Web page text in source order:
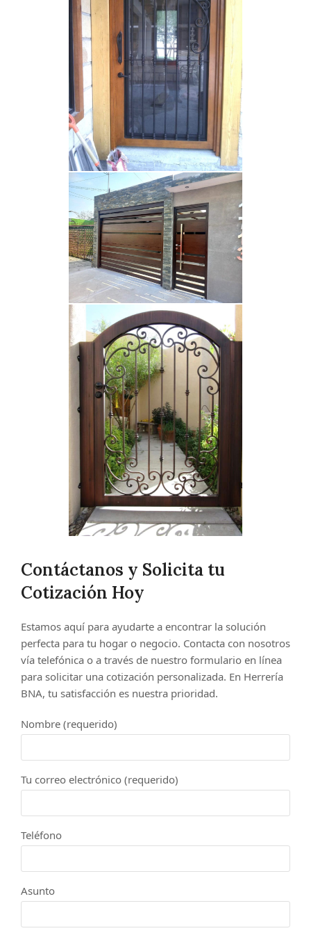
Contáctanos y Solicita tu
Cotización Hoy
Estamos aquí para ayudarte a encontrar la solución
perfecta para tu hogar o negocio. Contacta con nosotros
vía telefónica o a través de nuestro formulario en línea
para solicitar una cotización personalizada. En Herrería
BNA, tu satisfacción es nuestra prioridad.
Nombre (requerido)
Tu correo electrónico (requerido)
Teléfono
Asunto